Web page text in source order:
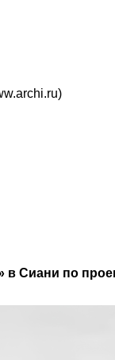
Сиани по